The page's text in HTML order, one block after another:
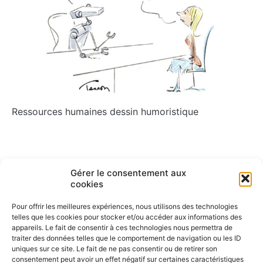
Gérer le consentement aux
cookies
Pour offrir les meilleures expériences, nous utilisons des technologies
telles que les cookies pour stocker et/ou accéder aux informations des
appareils. Le fait de consentir à ces technologies nous permettra de
traiter des données telles que le comportement de navigation ou les ID
uniques sur ce site. Le fait de ne pas consentir ou de retirer son
consentement peut avoir un effet négatif sur certaines caractéristiques
Ressources humaines dessin humoristique
Navigation
de
l’article
ARTICLE PRÉCÉDENT
Construire des cathédrales
ARTICLE SUIVANT
Incertitude